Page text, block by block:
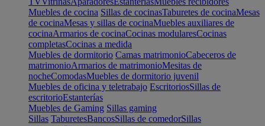
Muebles de cocina Sillas de cocinasTaburetes de cocinaMesas
de cocinaMesas y sillas de cocinaMuebles auxiliares de
cocinaArmarios de cocinaCocinas modularesCocinas
completasCocinas a medida
Muebles de dormitorio Camas matrimonioCabeceros de
matrimonioArmarios de matrimonioMesitas de
nocheComodasMuebles de dormitorio juvenil
Muebles de oficina y teletrabajo EscritoriosSillas de
escritorioEstanterías
Muebles de Gaming Sillas gaming
Sillas TaburetesBancosSillas de comedorSillas